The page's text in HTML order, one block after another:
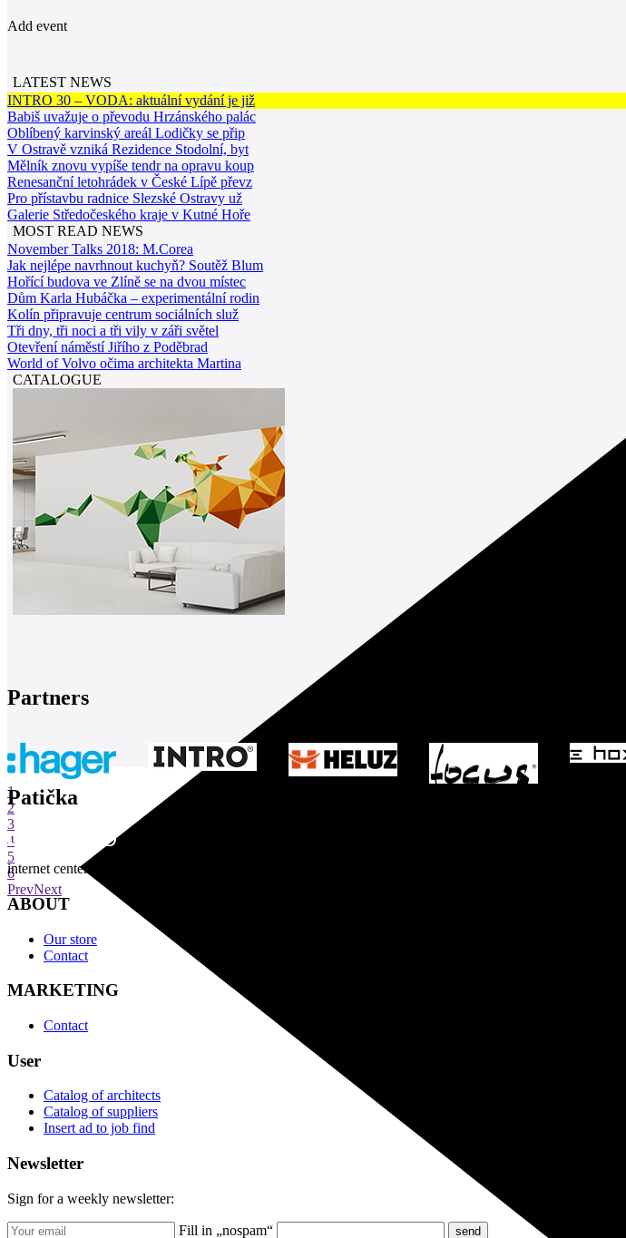
Add event
LATEST NEWS
INTRO 30 – VODA: aktuální vydání je již
Babiš uvažuje o převodu Hrzánského palác
Oblíbený karvinský areál Lodičky se přip
V Ostravě vzniká Rezidence Stodolní, byt
Mělník znovu vypíše tendr na opravu koup
Renesanční letohrádek v České Lípě převz
Pro přístavbu radnice Slezské Ostravy už
Galerie Středočeského kraje v Kutné Hoře
MOST READ NEWS
November Talks 2018: M.Corea
Jak nejlépe navrhnout kuchyň? Soutěž Blum
Hořící budova ve Zlíně se na dvou místec
Dům Karla Hubáčka – experimentální rodin
Kolín připravuje centrum sociálních služ
Tři dny, tři noci a tři vily v záři světel
Otevření náměstí Jiřího z Poděbrad
World of Volvo očima architekta Martina
CATALOGUE
Partners
1
2
3
4
5
6
PrevNext
Patička
internet center of architecture
ABOUT
Our store
Contact
MARKETING
Contact
User
Catalog of architects
Catalog of suppliers
Insert ad to job find
Newsletter
Sign for a weekly newsletter:
Fill in „nospam“